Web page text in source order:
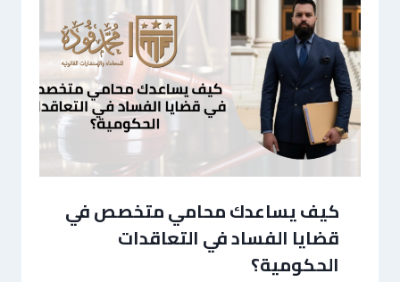
كيف يساعدك محامي متخصص في
قضايا الفساد في التعاقدات
الحكومية؟